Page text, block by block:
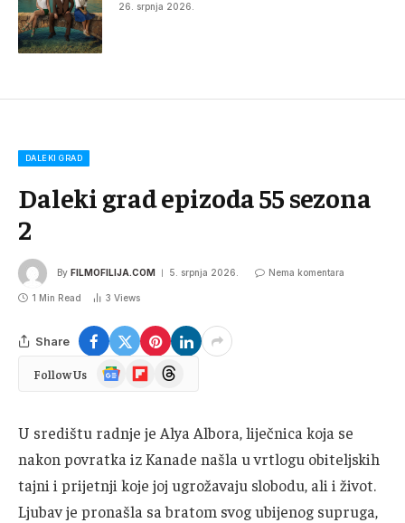
26. srpnja 2026.
DALEKI GRAD
Daleki grad epizoda 55 sezona
2
By FILMOFILIJA.COM 5. srpnja 2026. Nema komentara
1 Min Read 3 Views
Share
Follow Us
Google
News
FlipboardThreads
U središtu radnje je Alya Albora, liječnica koja se
nakon povratka iz Kanade našla u vrtlogu obiteljskih
tajni i prijetnji koje joj ugrožavaju slobodu, ali i život.
Ljubav je pronašla sa bratom svog ubijenog supruga,